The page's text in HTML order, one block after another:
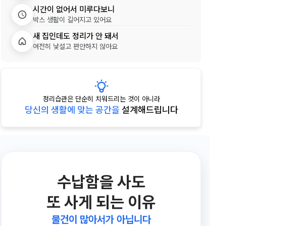
시간이 없어서 미루다보니
박스 생활이 길어지고 있어요
새 집인데도 정리가 안 돼서
여전히 낯설고 편안하지 않아요
정리습관은 단순히 치워드리는 것이 아니라
당신의 생활에 맞는 공간을 설계해드립니다
수납함을 사도
또 사게 되는 이유
물건이 많아서가 아닙니다